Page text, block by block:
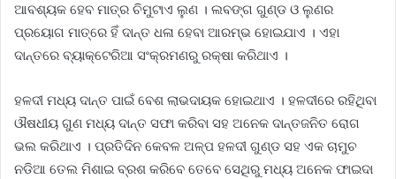
ଆବଶ୍ୟକ ହେବ ମାତ୍ର ଚିମୁଟାଏ ଲୁଣ । ଲବଙ୍ଗ ଗୁଣ୍ଡ ଓ ଲୁଣର
ପ୍ରୟୋଗ ମାତ୍ରେ ହିଁ ଦାନ୍ତ ଧଳା ହେବା ଆରମ୍ଭ ହୋଇଯାଏ । ଏହା
ଦାନ୍ତରେ ବ୍ୟାକ୍ଟେରିଆ ସଂକ୍ରମଣରୁ ରକ୍ଷା କରିଥାଏ ।
ହଳଦୀ ମଧ୍ୟ ଦାନ୍ତ ପାଇଁ ବେଶ ଲାଭଦାୟକ ହୋଇଥାଏ । ହଳଦୀରେ ରହିଥିବା
ଔଷଧୀୟ ଗୁଣ ମଧ୍ୟ ଦାନ୍ତ ସଫା କରିବା ସହ ଅନେକ ଦାନ୍ତଜନିତ ରୋଗ
ଭଲ କରିଥାଏ । ପ୍ରତିଦିନ କେବଳ ଅଳ୍ପ ହଳଦୀ ଗୁଣ୍ଡ ସହ ଏକ ଚାମୁଚ
ନଡିଆ ତେଲ ମିଶାଇ ବ୍ରଶ କରିବେ ତେବେ ସେଥିରୁ ମଧ୍ୟ ଅନେକ ଫାଇଦା